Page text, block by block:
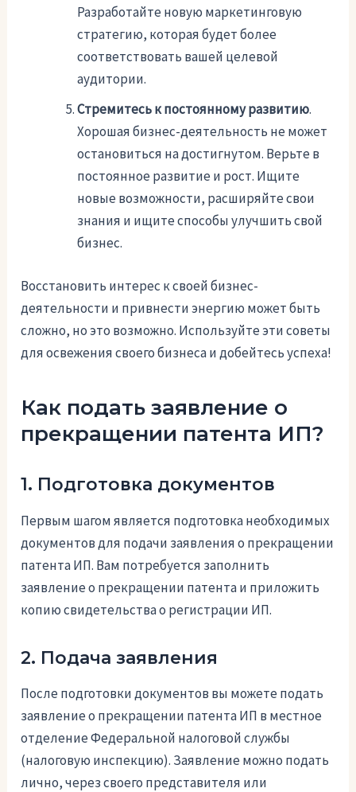
Разработайте новую маркетинговую
стратегию, которая будет более
соответствовать вашей целевой
аудитории.
Стремитесь к постоянному развитию.
Хорошая бизнес-деятельность не может
остановиться на достигнутом. Верьте в
постоянное развитие и рост. Ищите
новые возможности, расширяйте свои
знания и ищите способы улучшить свой
бизнес.
Восстановить интерес к своей бизнес-
деятельности и привнести энергию может быть
сложно, но это возможно. Используйте эти советы
для освежения своего бизнеса и добейтесь успеха!
Как подать заявление о
прекращении патента ИП?
1. Подготовка документов
Первым шагом является подготовка необходимых
документов для подачи заявления о прекращении
патента ИП. Вам потребуется заполнить
заявление о прекращении патента и приложить
копию свидетельства о регистрации ИП.
2. Подача заявления
После подготовки документов вы можете подать
заявление о прекращении патента ИП в местное
отделение Федеральной налоговой службы
(налоговую инспекцию). Заявление можно подать
лично, через своего представителя или